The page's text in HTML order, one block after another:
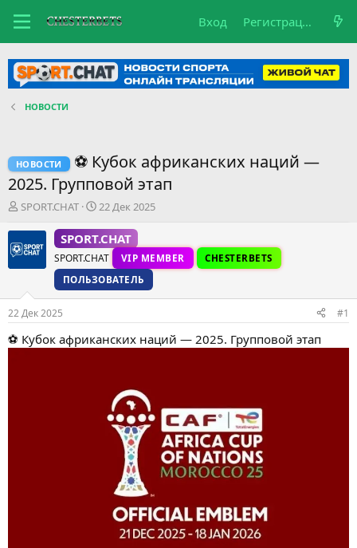
Вход Регистрация
НОВОСТИ
НОВОСТИ
⚽ Кубок африканских наций —
2025. Групповой этап
А
т
о
е
м
ы
SPORT.CHAT
Д
т
а
н
а
ч
л
а
22 Дек 2025
SPORT.CHAT
SPORT.CHAT VIP MEMBER
CHESTERBETS
ПОЛЬЗОВАТЕЛЬ
22 Дек 2025 #1
⚽ Кубок африканских наций — 2025. Групповой этап